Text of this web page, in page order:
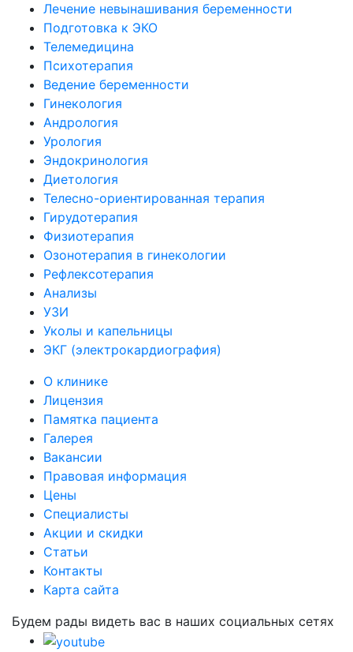
Лечение невынашивания беременности
Подготовка к ЭКО
Телемедицина
Психотерапия
Ведение беременности
Гинекология
Андрология
Урология
Эндокринология
Диетология
Телесно-ориентированная терапия
Гирудотерапия
Физиотерапия
Озонотерапия в гинекологии
Рефлексотерапия
Анализы
УЗИ
Уколы и капельницы
ЭКГ (электрокардиография)
О клинике
Лицензия
Памятка пациента
Галерея
Вакансии
Правовая информация
Цены
Специалисты
Акции и скидки
Статьи
Контакты
Карта сайта
Будем рады видеть вас в наших социальных сетях